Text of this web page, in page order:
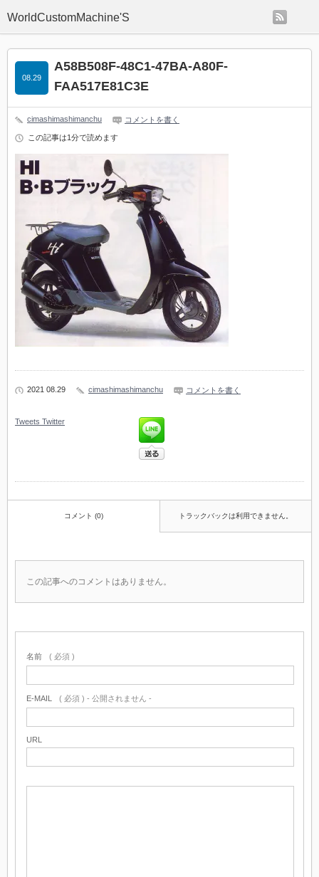
WorldCustomMachine'S
A58B508F-48C1-47BA-A80F-
FAA517E81C3E
08.29
cimashimashimanchu コメントを書く
この記事は1分で読めます
2021 08.29 cimashimashimanchu コメントを書く
Tweets Twitter
コメント (0) トラックバックは利用できません。
この記事へのコメントはありません。
名前 ( 必須 )
E-MAIL ( 必須 ) - 公開されません -
URL